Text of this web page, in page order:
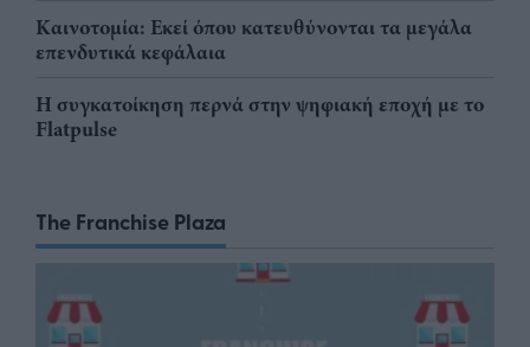
Καινοτομία: Εκεί όπου κατευθύνονται τα μεγάλα
επενδυτικά κεφάλαια
Η συγκατοίκηση περνά στην ψηφιακή εποχή με το
Flatpulse
The Franchise Plaza